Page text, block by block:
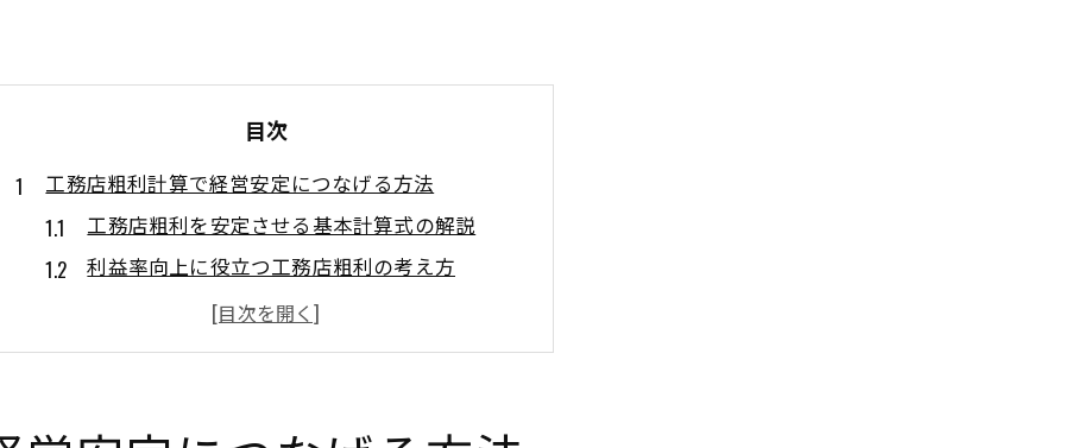
目次
工務店粗利計算で経営安定につなげる方法
工務店粗利を安定させる基本計算式の解説
利益率向上に役立つ工務店粗利の考え方
工務店粗利率を意識した経営判断の重要性
見積利益率計算で工務店粗利を明確化する方法
粗利率25％維持へ実践したい原価管理の極意